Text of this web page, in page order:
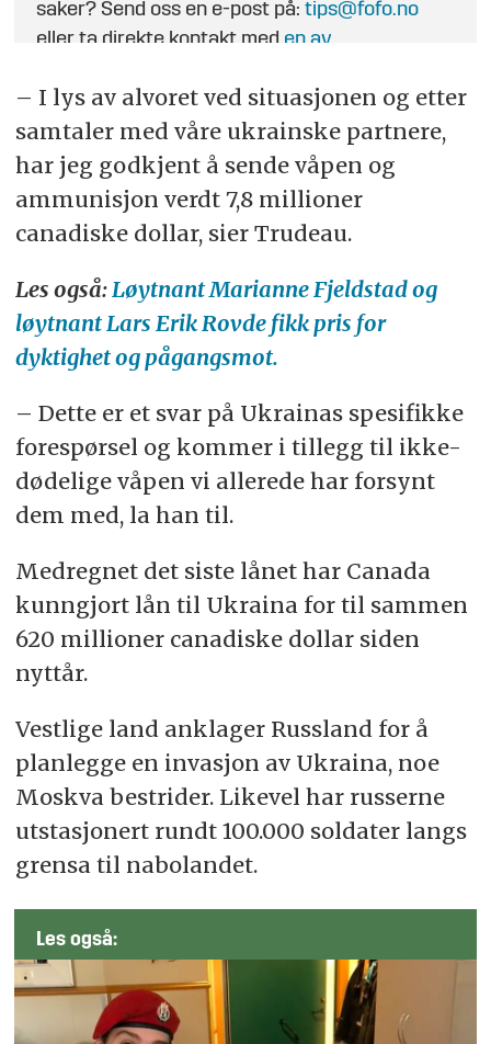
saker? Send oss en e-post på:tips@fofo.no
eller ta direkte kontakt med en av
– I lys av alvoret ved situasjonen og etter
samtaler med våre ukrainske partnere,
har jeg godkjent å sende våpen og
ammunisjon verdt 7,8 millioner
canadiske dollar, sier Trudeau.
Les også: Løytnant Marianne Fjeldstad og
løytnant Lars Erik Rovde fikk pris for
dyktighet og pågangsmot.
– Dette er et svar på Ukrainas spesifikke
forespørsel og kommer i tillegg til ikke-
dødelige våpen vi allerede har forsynt
dem med, la han til.
Medregnet det siste lånet har Canada
kunngjort lån til Ukraina for til sammen
620 millioner canadiske dollar siden
nyttår.
Vestlige land anklager Russland for å
planlegge en invasjon av Ukraina, noe
Moskva bestrider. Likevel har russerne
utstasjonert rundt 100.000 soldater langs
grensa til nabolandet.
Les også: